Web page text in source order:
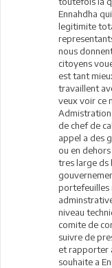
Ennahdha
legitimite
nous
citoyens
est tant
travaillent
veux voir ce
Admistration
de chef de
appel a des
ou en
tres large ds
portefeuilles
niveau
comite de
suivre de
et rapporter
souhaite a